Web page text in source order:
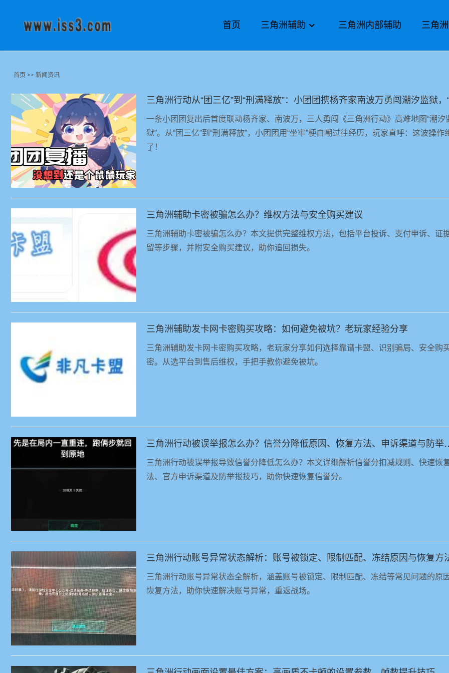
首页 三角洲辅助 三角洲内部辅助 三角
首页 >> 新闻资讯
一条小团团复出后首度联动杨齐家、南波万，三人勇闯《三角洲行动》高难地图“潮汐
狱”。从“团三亿”到“刑满释放”，小团团用“坐牢”梗自嘲过往经历，玩家直呼：这波操作
了！
三角洲辅助卡密被骗怎么办？维权方法与安全购买建议
三角洲辅助卡密被骗怎么办？本文提供完整维权方法，包括平台投诉、支付申诉、证
留等步骤，并附安全购买建议，助你追回损失。
三角洲辅助发卡网卡密购买攻略：如何避免被坑？老玩家经验分享
三角洲辅助发卡网卡密购买攻略，老玩家分享如何选择靠谱卡盟、识别骗局、安全购
密。从选平台到售后维权，手把手教你避免被坑。
三角洲行动被误举报怎么办
三角洲行动被误举报导致信誉分降低怎么办？本文详细解析信誉分扣减规则、快速恢
法、官方申诉渠道及防举报技巧，助你快速恢复信誉分。
三角洲行动账号异常状态解析：账号被锁定、限制匹配、冻结原因与恢复方
三角洲行动账号异常状态全解析，涵盖账号被锁定、限制匹配、冻结等常见问题的原
恢复方法，助你快速解决账号异常，重返战场。